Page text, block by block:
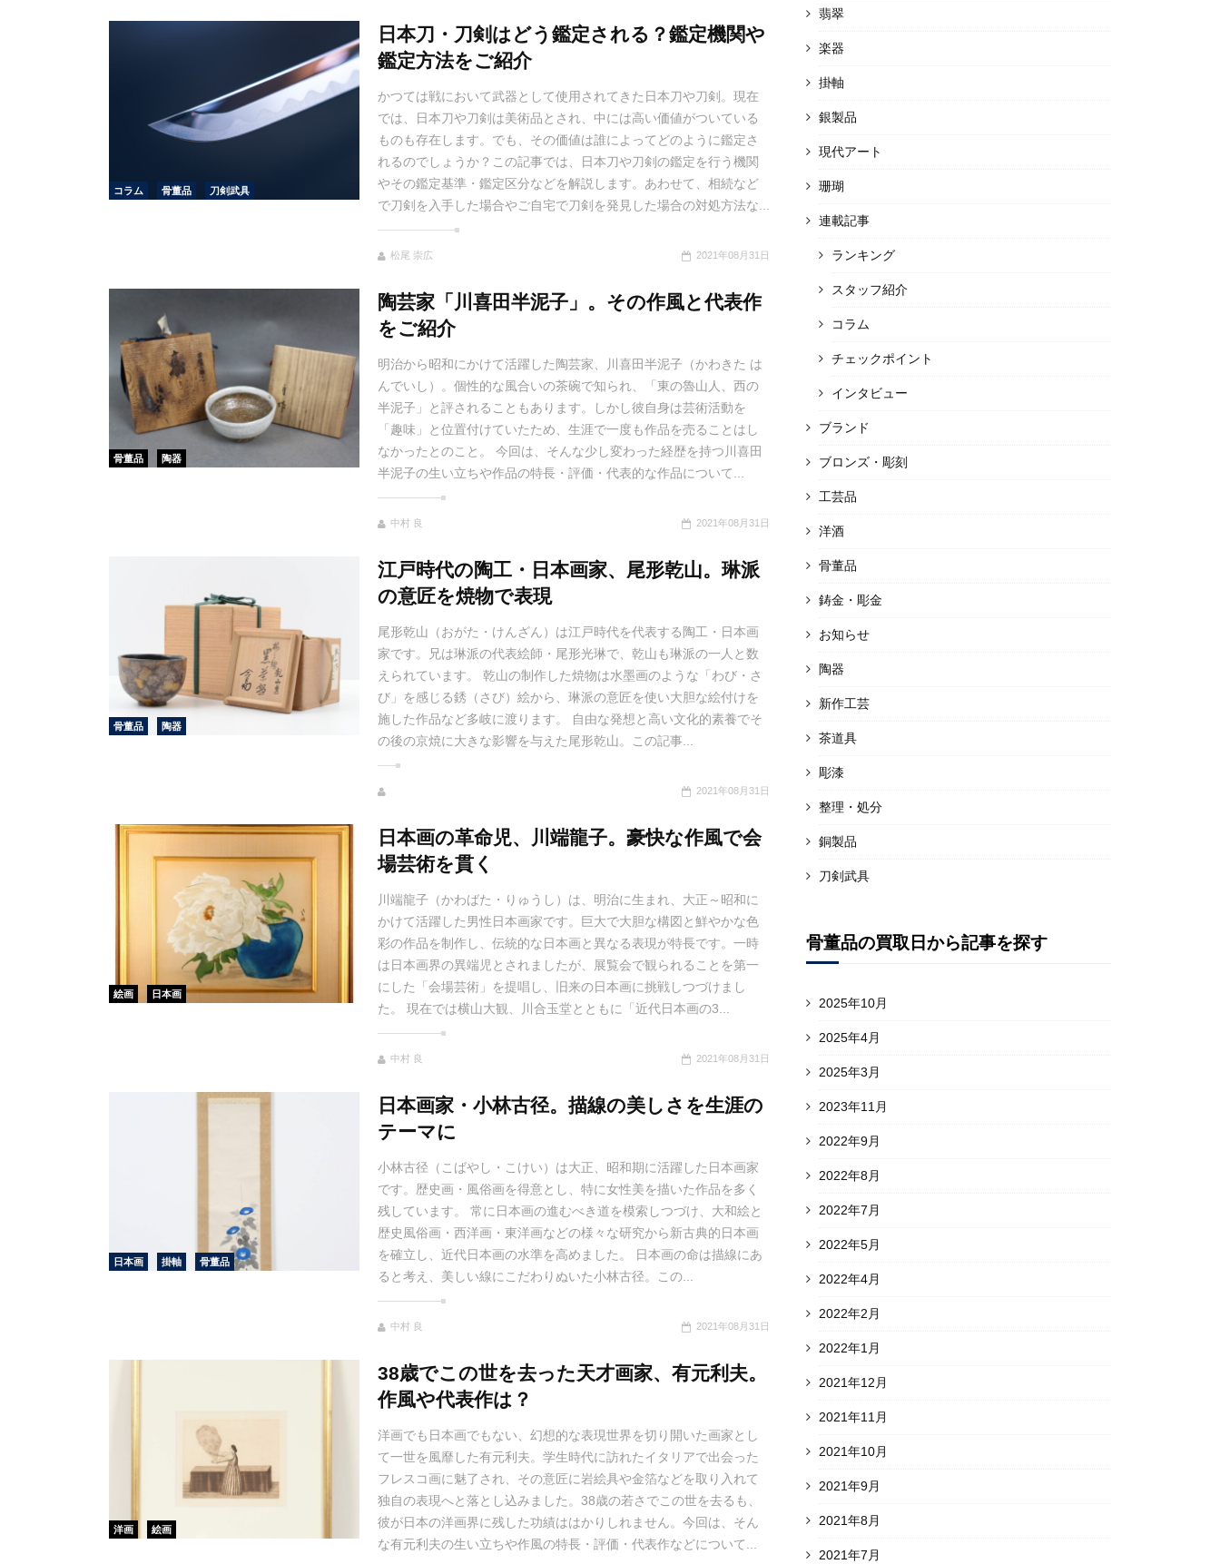
コラム 骨董品 刀剣武具
日本刀・刀剣はどう鑑定される？鑑定機関や
鑑定方法をご紹介
かつては戦において武器として使用されてきた日本刀や刀剣。現在
では、日本刀や刀剣は美術品とされ、中には高い価値がついている
ものも存在します。でも、その価値は誰によってどのように鑑定さ
れるのでしょうか？この記事では、日本刀や刀剣の鑑定を行う機関
やその鑑定基準・鑑定区分などを解説します。あわせて、相続など
で刀剣を入手した場合やご自宅で刀剣を発見した場合の対処方法な...
松尾 崇広 2021年08月31日
骨董品 陶器
陶芸家「川喜田半泥子」。その作風と代表作
をご紹介
明治から昭和にかけて活躍した陶芸家、川喜田半泥子（かわきた は
んでいし）。個性的な風合いの茶碗で知られ、「東の魯山人、西の
半泥子」と評されることもあります。しかし彼自身は芸術活動を
「趣味」と位置付けていたため、生涯で一度も作品を売ることはし
なかったとのこと。 今回は、そんな少し変わった経歴を持つ川喜田
半泥子の生い立ちや作品の特長・評価・代表的な作品について...
中村 良 2021年08月31日
骨董品 陶器
江戸時代の陶工・日本画家、尾形乾山。琳派
の意匠を焼物で表現
尾形乾山（おがた・けんざん）は江戸時代を代表する陶工・日本画
家です。兄は琳派の代表絵師・尾形光琳で、乾山も琳派の一人と数
えられています。 乾山の制作した焼物は水墨画のような「わび・さ
び」を感じる銹（さび）絵から、琳派の意匠を使い大胆な絵付けを
施した作品など多岐に渡ります。 自由な発想と高い文化的素養でそ
の後の京焼に大きな影響を与えた尾形乾山。この記事...
2021年08月31日
絵画 日本画
日本画の革命児、川端龍子。豪快な作風で会
場芸術を貫く
川端龍子（かわばた・りゅうし）は、明治に生まれ、大正～昭和に
かけて活躍した男性日本画家です。巨大で大胆な構図と鮮やかな色
彩の作品を制作し、伝統的な日本画と異なる表現が特長です。一時
は日本画界の異端児とされましたが、展覧会で観られることを第一
にした「会場芸術」を提唱し、旧来の日本画に挑戦しつづけまし
た。 現在では横山大観、川合玉堂とともに「近代日本画の3...
中村 良 2021年08月31日
日本画 掛軸 骨董品
日本画家・小林古径。描線の美しさを生涯の
テーマに
小林古径（こばやし・こけい）は大正、昭和期に活躍した日本画家
です。歴史画・風俗画を得意とし、特に女性美を描いた作品を多く
残しています。 常に日本画の進むべき道を模索しつづけ、大和絵と
歴史風俗画・西洋画・東洋画などの様々な研究から新古典的日本画
を確立し、近代日本画の水準を高めました。 日本画の命は描線にあ
ると考え、美しい線にこだわりぬいた小林古径。この...
中村 良 2021年08月31日
洋画 絵画
38歳でこの世を去った天才画家、有元利夫。
作風や代表作は？
洋画でも日本画でもない、幻想的な表現世界を切り開いた画家とし
て一世を風靡した有元利夫。学生時代に訪れたイタリアで出会った
フレスコ画に魅了され、その意匠に岩絵具や金箔などを取り入れて
独自の表現へと落とし込みました。38歳の若さでこの世を去るも、
彼が日本の洋画界に残した功績ははかりしれません。今回は、そん
な有元利夫の生い立ちや作風の特長・評価・代表作などについて...
翡翠
楽器
掛軸
銀製品
現代アート
珊瑚
連載記事
ランキング
スタッフ紹介
コラム
チェックポイント
インタビュー
ブランド
ブロンズ・彫刻
工芸品
洋酒
骨董品
鋳金・彫金
お知らせ
陶器
新作工芸
茶道具
彫漆
整理・処分
銅製品
刀剣武具
骨董品の買取日から記事を探す
2025年10月
2025年4月
2025年3月
2023年11月
2022年9月
2022年8月
2022年7月
2022年5月
2022年4月
2022年2月
2022年1月
2021年12月
2021年11月
2021年10月
2021年9月
2021年8月
2021年7月